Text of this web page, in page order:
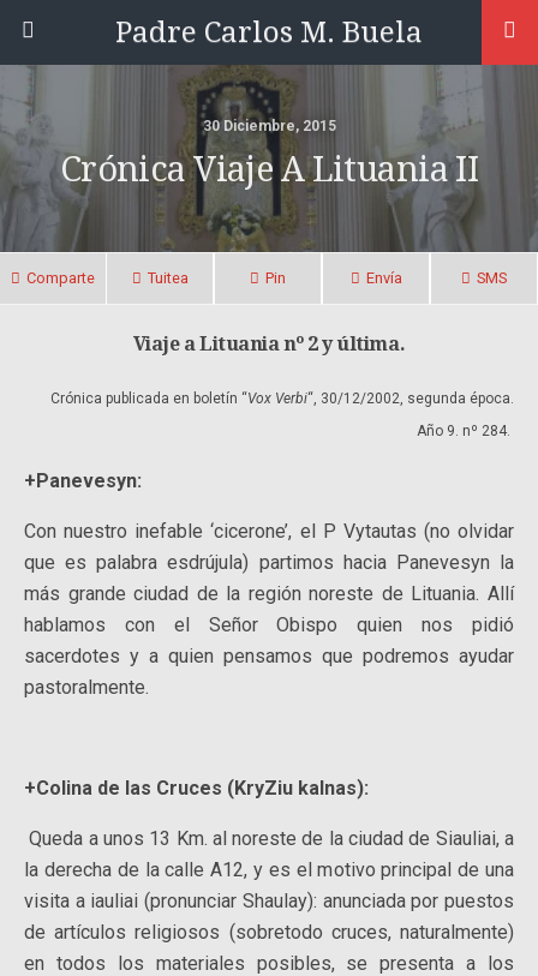
Padre Carlos M. Buela
30 Diciembre, 2015
Crónica Viaje A Lituania II
Comparte Tuitea Pin Envía SMS
Viaje a Lituania nº 2 y última.
Crónica publicada en boletín “Vox Verbi“, 30/12/2002, segunda época.
Año 9. nº 284.
+Panevesyn:
Con nuestro inefable ‘cicerone’, el P Vytautas (no olvidar
que es palabra esdrújula) partimos hacia Panevesyn la
más grande ciudad de la región noreste de Lituania. Allí
hablamos con el Señor Obispo quien nos pidió
sacerdotes y a quien pensamos que podremos ayudar
pastoralmente.
+Colina de las Cruces (KryZiu kalnas):
Queda a unos 13 Km. al noreste de la ciudad de Siauliai, a
la derecha de la calle A12, y es el motivo principal de una
visita a iauliai (pronunciar Shaulay): anunciada por puestos
de artículos religiosos (sobretodo cruces, naturalmente)
en todos los materiales posibles, se presenta a los